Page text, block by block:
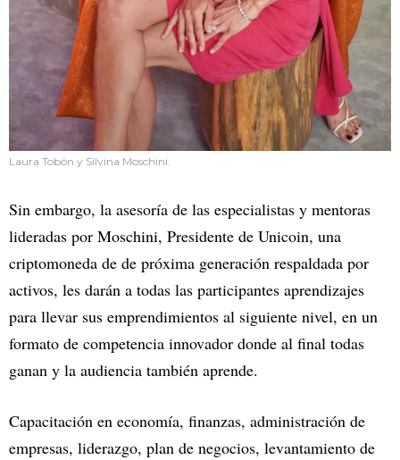
Laura Tobón y Silvina Moschini.
Sin embargo, la asesoría de las especialistas y mentoras
lideradas por Moschini, Presidente de Unicoin, una
criptomoneda de de próxima generación respaldada por
activos, les darán a todas las participantes aprendizajes
para llevar sus emprendimientos al siguiente nivel, en un
formato de competencia innovador donde al final todas
ganan y la audiencia también aprende.
Capacitación en economía, finanzas, administración de
empresas, liderazgo, plan de negocios, levantamiento de